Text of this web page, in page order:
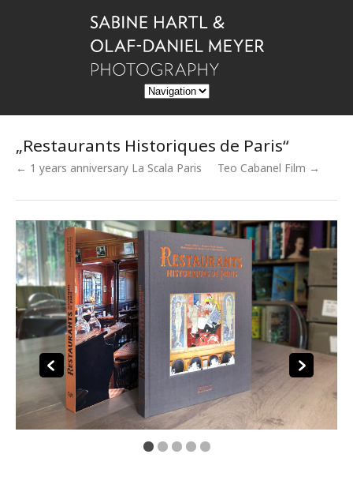
„Restaurants Historiques de Paris“
← 1 years anniversary La Scala Paris Teo Cabanel Film →